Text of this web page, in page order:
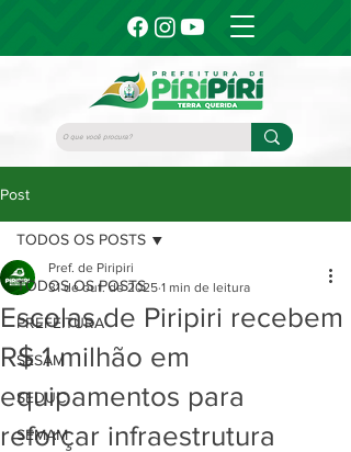
Post
TODOS OS POSTS
PREFEITURA
SESAM
SEDUC
SEMAM
TODOS OS POSTS
Escolas de Piripiri recebem
R$ 1 milhão em
equipamentos para
reforçar infraestrutura
Pref. de Piripiri
31 de out. de 2025 1 min de leitura